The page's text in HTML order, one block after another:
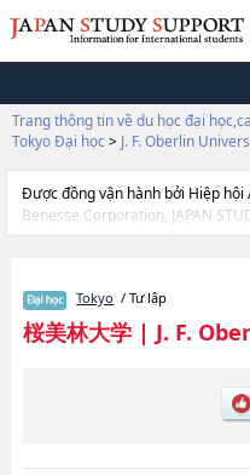
Trang thông tin về du học đại
Tokyo Đại học > J. F. Oberlin
Được đồng vận hành bởi Hiệp hội
Benesse Corporation, JAPAN
khoảng 1.300 trường đại học,
cần thiết dành cho du học sinh,
ScienceshoặcNgành College of
College of Health and
AviationhoặcNgành College of
tin về từng ngành học, thông tin
Tokyo / Tư lập
桜美林大学| J. F.